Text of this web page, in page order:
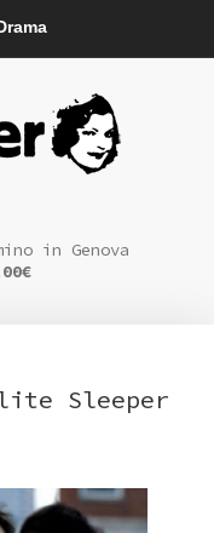
in Genova
€
Sleeper